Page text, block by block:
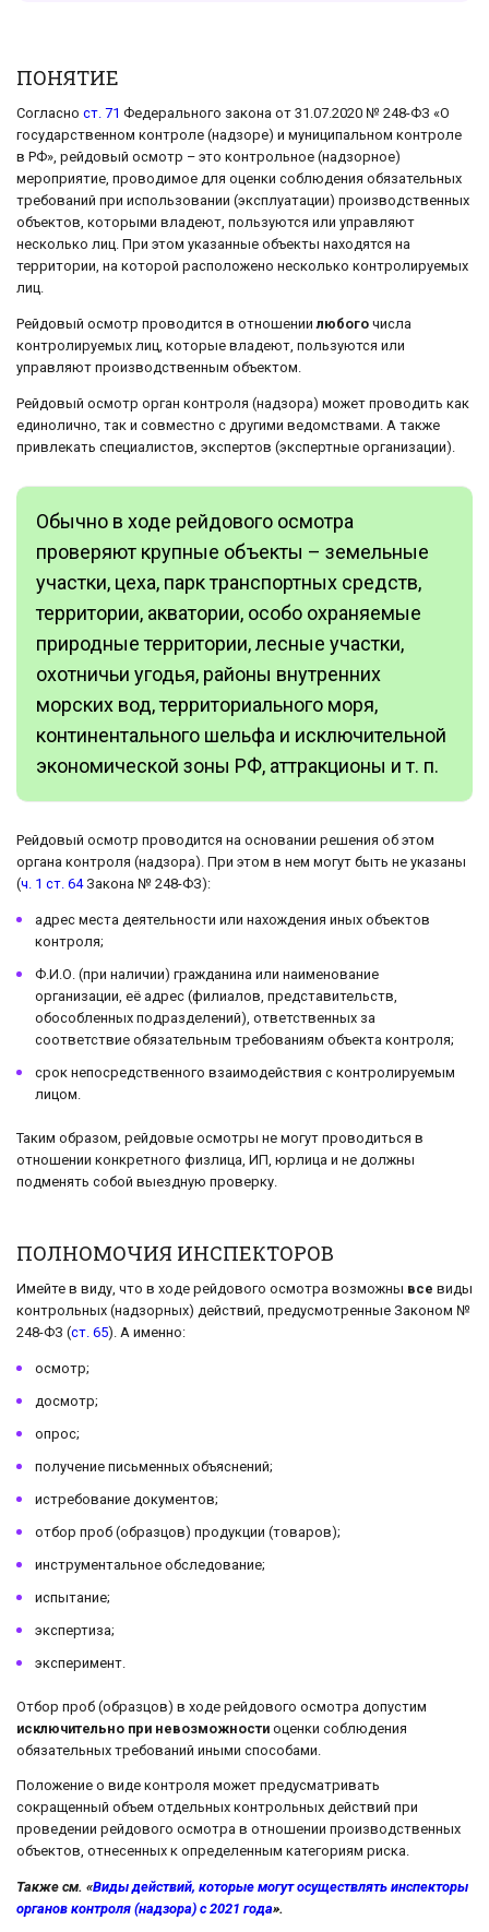
ПОНЯТИЕ
Согласно ст. 71 Федерального закона от 31.07.2020 № 248-ФЗ «О
государственном контроле (надзоре) и муниципальном контроле
в РФ», рейдовый осмотр – это контрольное (надзорное)
мероприятие, проводимое для оценки соблюдения обязательных
требований при использовании (эксплуатации) производственных
объектов, которыми владеют, пользуются или управляют
несколько лиц. При этом указанные объекты находятся на
территории, на которой расположено несколько контролируемых
лиц.
Рейдовый осмотр проводится в отношениилюбого числа
контролируемых лиц, которые владеют, пользуются или
управляют производственным объектом.
Рейдовый осмотр орган контроля (надзора) может проводить как
единолично, так и совместно с другими ведомствами. А также
привлекать специалистов, экспертов (экспертные организации).
Обычно в ходе рейдового осмотра
проверяют крупные объекты – земельные
участки, цеха, парк транспортных средств,
территории, акватории, особо охраняемые
природные территории, лесные участки,
охотничьи угодья, районы внутренних
морских вод, территориального моря,
континентального шельфа и исключительной
экономической зоны РФ, аттракционы и т. п.
Рейдовый осмотр проводится на основании решения об этом
органа контроля (надзора). При этом в нем могут быть не указаны
(ч. 1 ст. 64Закона № 248-ФЗ):
адрес места деятельности или нахождения иных объектов
контроля;
Ф.И.О. (при наличии) гражданина или наименование
организации, её адрес (филиалов, представительств,
обособленных подразделений), ответственных за
соответствие обязательным требованиям объекта контроля;
срок непосредственного взаимодействия с контролируемым
лицом.
Таким образом, рейдовые осмотры не могут проводиться в
отношении конкретного физлица, ИП, юрлица и не должны
подменять собой выездную проверку.
ПОЛНОМОЧИЯ ИНСПЕКТОРОВ
Имейте в виду, что в ходе рейдового осмотра возможны все виды
контрольных (надзорных) действий, предусмотренные Законом №
248-ФЗ (ст. 65). А именно:
осмотр;
досмотр;
опрос;
получение письменных объяснений;
истребование документов;
отбор проб (образцов) продукции (товаров);
инструментальное обследование;
испытание;
экспертиза;
эксперимент.
Отбор проб (образцов) в ходе рейдового осмотра допустим
исключительно при невозможности оценки соблюдения
обязательных требований иными способами.
Положение о виде контроля может предусматривать
сокращенный объем отдельных контрольных действий при
проведении рейдового осмотра в отношении производственных
объектов, отнесенных к определенным категориям риска.
Также см. «Виды действий, которые могут осуществлять инспекторы
органов контроля (надзора) с 2021 года».